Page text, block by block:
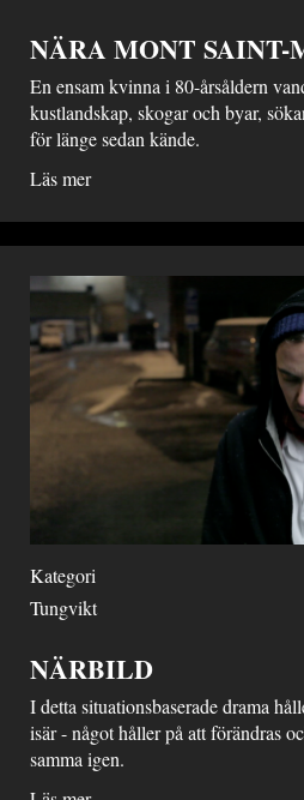
NÄRA MONT
En ensam kvinna i 80-årsåldern
kustlandskap, skogar och byar,
för länge sedan kände.
Läs mer
Kategori
Tungvikt
NÄRBILD
I detta situationsbaserade drama
isär - något håller på att förändras
samma igen.